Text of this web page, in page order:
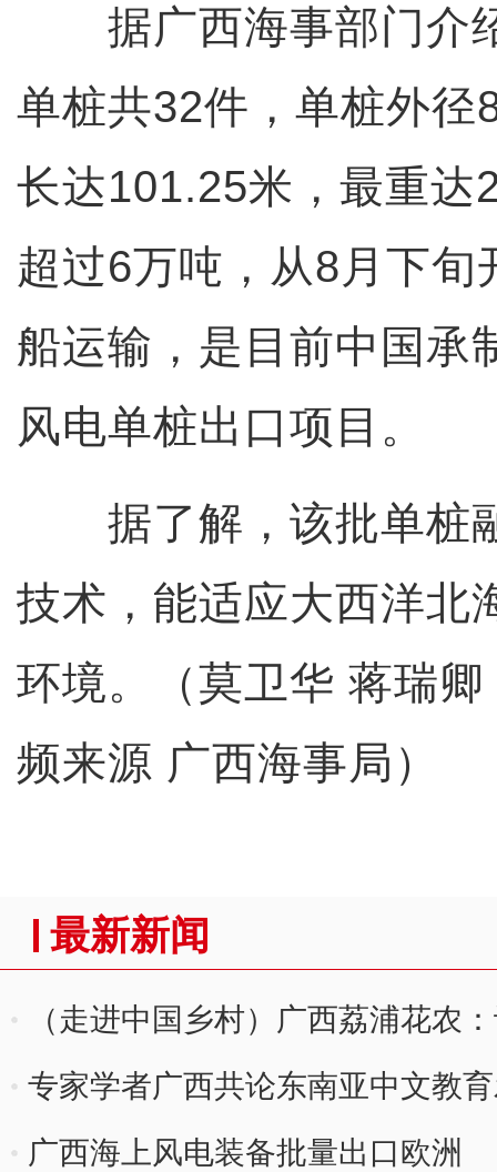
据广西海事部门介
单桩共32件，单桩外径
长达101.25米，最重达
超过6万吨，从8月下旬
船运输，是目前中国承
风电单桩出口项目。
据了解，该批单桩
技术，能适应大西洋北
环境。（莫卫华 蒋瑞
频来源 广西海事局）
最新新闻
（走进中国乡村）广西荔浦花农
专家学者广西共论东南亚中文教
广西海上风电装备批量出口欧洲